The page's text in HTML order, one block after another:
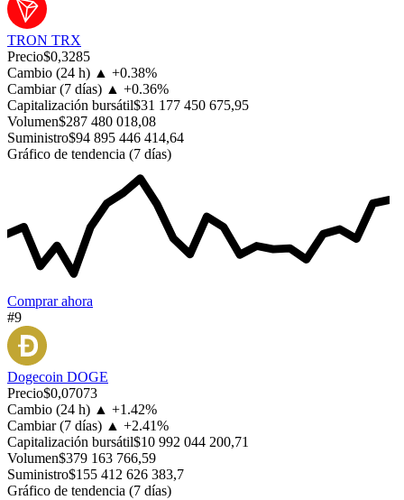
TRON TRX
Precio$0,3285
Cambio (24 h) ▲ +0.38%
Cambiar (7 días) ▲ +0.36%
Capitalización bursátil$31 177 450 675,95
Volumen$287 480 018,08
Suministro$94 895 446 414,64
Gráfico de tendencia (7 días)
Comprar ahora
#9
Dogecoin DOGE
Precio$0,07073
Cambio (24 h) ▲ +1.42%
Cambiar (7 días) ▲ +2.41%
Capitalización bursátil$10 992 044 200,71
Volumen$379 163 766,59
Suministro$155 412 626 383,7
Gráfico de tendencia (7 días)